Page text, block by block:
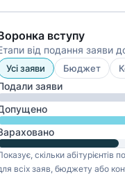
вступу
від подання заяви
Усі заяви Бюджет
заяви
скільки
всіх заяв, бюджету або